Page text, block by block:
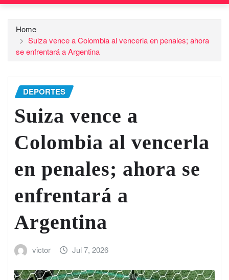
Home
Suiza vence a Colombia al vencerla en penales; ahora
se enfrentará a Argentina
DEPORTES
Suiza vence a
Colombia al vencerla
en penales; ahora se
enfrentará a
Argentina
victor Jul 7, 2026